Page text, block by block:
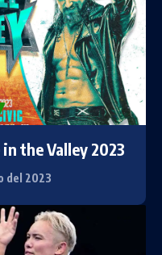
the Valley 2023
del 2023